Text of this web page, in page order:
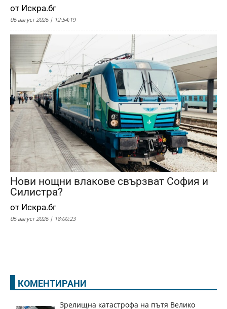
от Искра.бг
06 август 2026 | 12:54:19
Нови нощни влакове свързват София и
Силистра?
от Искра.бг
05 август 2026 | 18:00:23
КОМЕНТИРАНИ
Зрелищна катастрофа на пътя Велико